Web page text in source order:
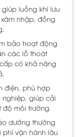
giúp luồng khí lưu
nhập, đồng
bảo hoạt động
các lỗ thoát
có khả năng
điện, phù hợp
giúp cải
độ môi trường.
dưỡng thường
phí vận hành lâu